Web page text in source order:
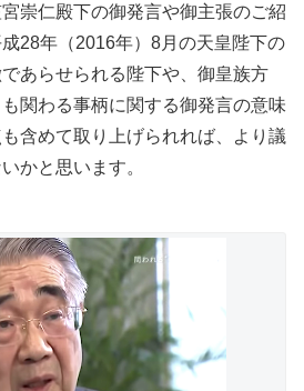
崇仁殿下の御発言や御主張のご紹
28年（2016年）8月の天皇陛下の
あらせられる陛下や、御皇族方
関わる事柄に関する御発言の意味
含めて取り上げられれば、より議
かと思います。